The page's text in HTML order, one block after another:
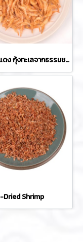
กุ้งเสียบแดง กุ้งทะเลจากธรรมชาติ ทำแห้งกรอบ ไซต์ใหญ่ ไม่ใส่สี สดมาก สะอาด ปลอดภัย
-Dried Shrimp